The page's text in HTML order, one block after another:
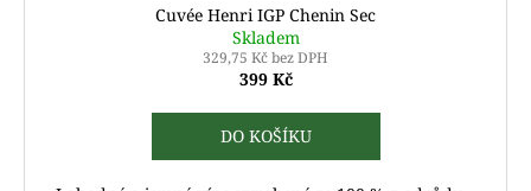
Cuvée Henri IGP Chenin Sec
Skladem
329,75 Kč bez DPH
399 Kč
DO KOŠÍKU